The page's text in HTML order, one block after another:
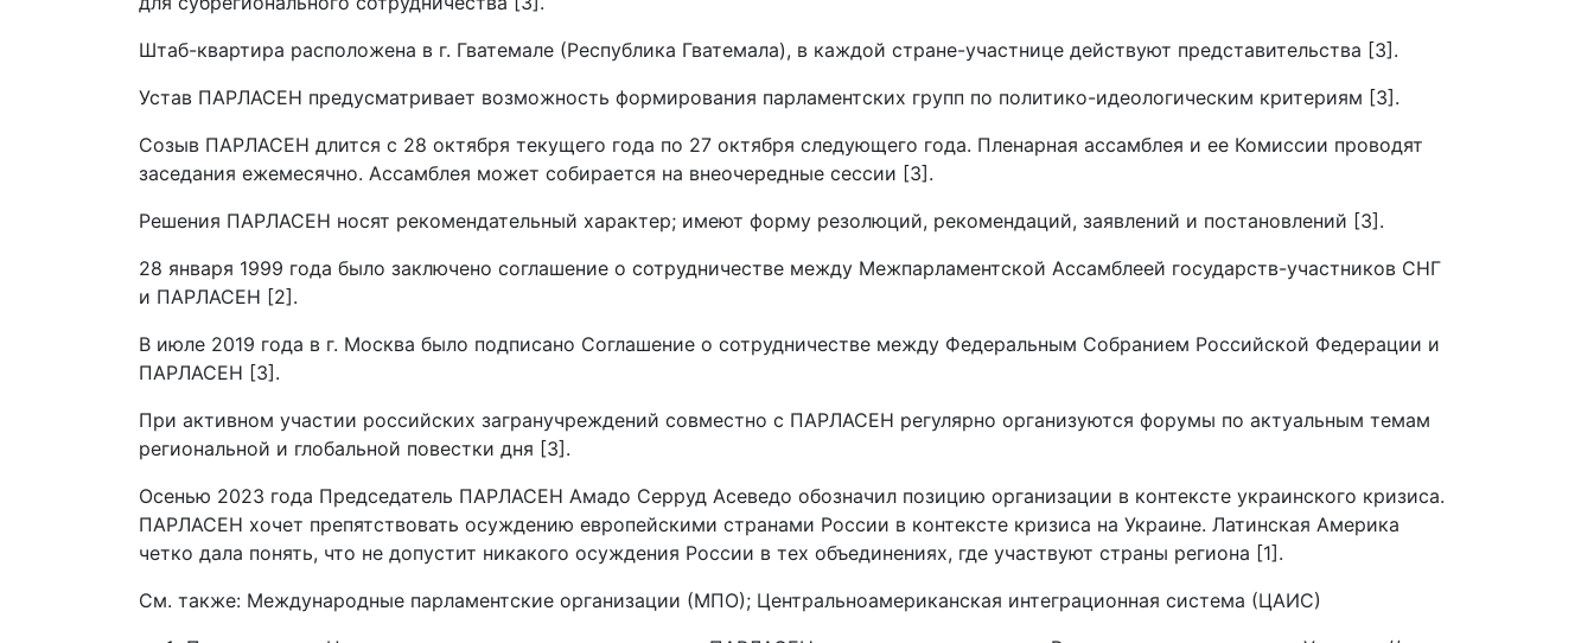
Штаб-квартира расположена в г. Гватемале (Республика Гватемала), в каждой стране-участнице действуют представительства [3].
Устав ПАРЛАСЕН предусматривает возможность формирования парламентских групп по политико-идеологическим критериям [3].
Созыв ПАРЛАСЕН длится с 28 октября текущего года по 27 октября следующего года. Пленарная ассамблея и ее Комиссии проводят
заседания ежемесячно. Ассамблея может собирается на внеочередные сессии [3].
Решения ПАРЛАСЕН носят рекомендательный характер; имеют форму резолюций, рекомендаций, заявлений и постановлений [3].
28 января 1999 года было заключено соглашение о сотрудничестве между Межпарламентской Ассамблеей государств-участников СНГ
и ПАРЛАСЕН [2].
В июле 2019 года в г. Москва было подписано Соглашение о сотрудничестве между Федеральным Собранием Российской Федерации и
ПАРЛАСЕН [3].
При активном участии российских загранучреждений совместно с ПАРЛАСЕН регулярно организуются форумы по актуальным темам
региональной и глобальной повестки дня [3].
Осенью 2023 года Председатель ПАРЛАСЕН Амадо Серруд Асеведо обозначил позицию организации в контексте украинского кризиса.
ПАРЛАСЕН хочет препятствовать осуждению европейскими странами России в контексте кризиса на Украине. Латинская Америка
четко дала понять, что не допустит никакого осуждения России в тех объединениях, где участвуют страны региона [1].
См. также: Международные парламентские организации (МПО); Центральноамериканская интеграционная система (ЦАИС)